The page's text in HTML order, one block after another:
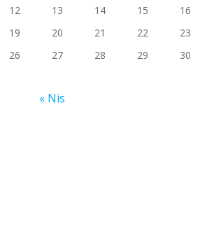
12 13 14 15
16
19 20 21 22
23
26 27 28 29
30
« Nis